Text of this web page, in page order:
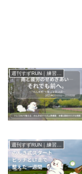
週刊すずRUN｜練習記録
週刊すずRUN｜練習記録